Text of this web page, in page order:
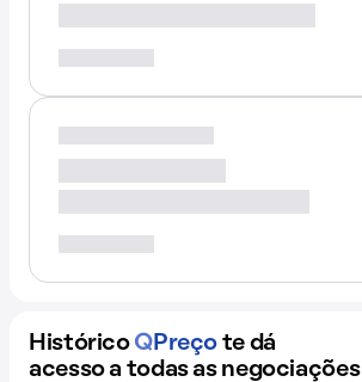
Histórico QPreço te dá
acesso a todas as negociações